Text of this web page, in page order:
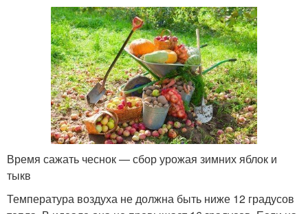
Время сажать чеснок — сбор урожая зимних яблок и
тыкв
Температура воздуха не должна быть ниже 12 градусов